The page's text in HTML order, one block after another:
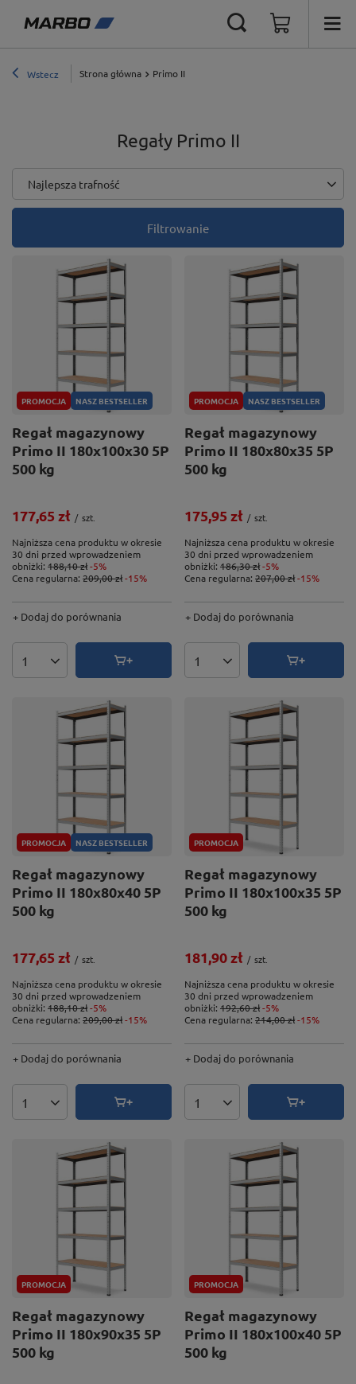
Wstecz Strona główna Primo II
Regały Primo II
Zmień sortowanie
Najlepsza trafność
Filtrowanie
PROMOCJA NASZ BESTSELLER
Regał magazynowy
Primo II 180x100x30 5P
500 kg
177,65 zł / szt.
Najniższa cena produktu w okresie
30 dni przed wprowadzeniem
obniżki: 188,10 zł-5%
Cena regularna: 209,00 zł-15%
+ Dodaj do porównania
Ilość produktów
PROMOCJA NASZ BESTSELLER
Regał magazynowy
Primo II 180x80x35 5P
500 kg
175,95 zł / szt.
Najniższa cena produktu w okresie
30 dni przed wprowadzeniem
obniżki: 186,30 zł-5%
Cena regularna: 207,00 zł-15%
+ Dodaj do porównania
Ilość produktów
PROMOCJA NASZ BESTSELLER
Regał magazynowy
Primo II 180x80x40 5P
500 kg
177,65 zł / szt.
Najniższa cena produktu w okresie
30 dni przed wprowadzeniem
obniżki: 188,10 zł-5%
Cena regularna: 209,00 zł-15%
+ Dodaj do porównania
Ilość produktów
PROMOCJA
Regał magazynowy
Primo II 180x100x35 5P
500 kg
181,90 zł / szt.
Najniższa cena produktu w okresie
30 dni przed wprowadzeniem
obniżki: 192,60 zł-5%
Cena regularna: 214,00 zł-15%
+ Dodaj do porównania
Ilość produktów
PROMOCJA
Regał magazynowy
Primo II 180x90x35 5P
500 kg
PROMOCJA
Regał magazynowy
Primo II 180x100x40 5P
500 kg